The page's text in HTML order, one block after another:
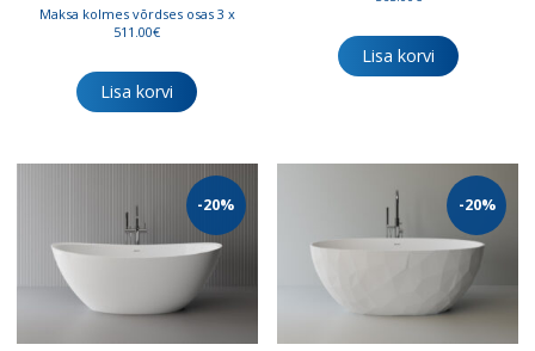
oli:
1,916.00€.
on:
Maksa kolmes võrdses osas 3 x
511.00€
Lisa korvi
Lisa korvi
-20% -20%